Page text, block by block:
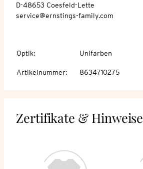
D-48653 Coesfeld-Lette
service@ernstings-family.com
Optik: Unifarben
Artikelnummer: 8634710275
Zertifikate & Hinweise